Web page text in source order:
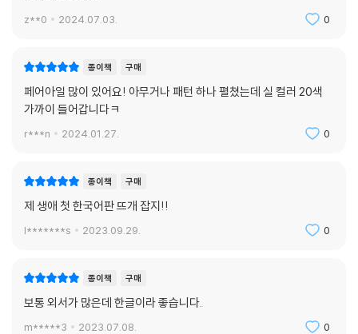
z**0 2024.07.03. 0
종이책 구매
페어아일 많이 있어요! 아무거나 패턴 하나 펼쳤는데 실 컬러 20색
가까이 들어갑니다ㅋ
r***n 2024.01.27. 0
종이책 구매
제 생애 첫 한국어판 뜨개 잡지!!
l*******s 2023.09.29. 0
종이책 구매
보통 외서가 많은데 한글이라 좋습니다.
m*****3 2023.07.08. 0